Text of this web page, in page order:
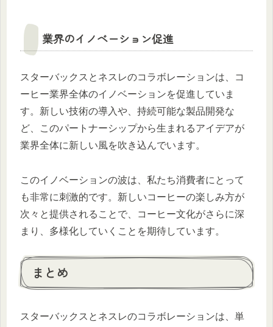
業界のイノベーション促進
スターバックスとネスレのコラボレーションは、コ
ーヒー業界全体のイノベーションを促進していま
す。新しい技術の導入や、持続可能な製品開発な
ど、このパートナーシップから生まれるアイデアが
業界全体に新しい風を吹き込んでいます。
このイノベーションの波は、私たち消費者にとって
も非常に刺激的です。新しいコーヒーの楽しみ方が
次々と提供されることで、コーヒー文化がさらに深
まり、多様化していくことを期待しています。
まとめ
スターバックスとネスレのコラボレーションは、単